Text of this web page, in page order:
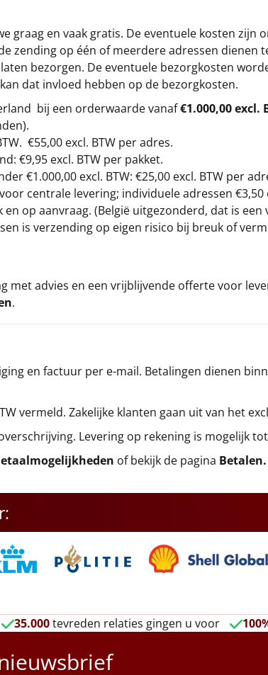
graag en vaak gratis. De eventuele kosten
zending op één of meerdere adressen
bezorgen. De eventuele bezorgkosten
dat invloed hebben op de bezorgkosten.
bij een orderwaarde vanaf€1.000,00 excl.
€55,00 excl. BTW per adres.
€9,95 excl. BTW per pakket.
€1.000,00 excl. BTW: €25,00 excl. BTW per
centrale levering; individuele adressen €3,50
op aanvraag. (België uitgezonderd, dat is een
is verzending op eigen risico bij breuk of
met advies en een vrijblijvende offerte voor
.
en factuur per e-mail. Betalingen dienen
vermeld. Zakelijke klanten gaan uit van het
Levering op rekening is mogelijk
of bekijk de pagina Betalen.
35.000tevreden relaties gingen u voor